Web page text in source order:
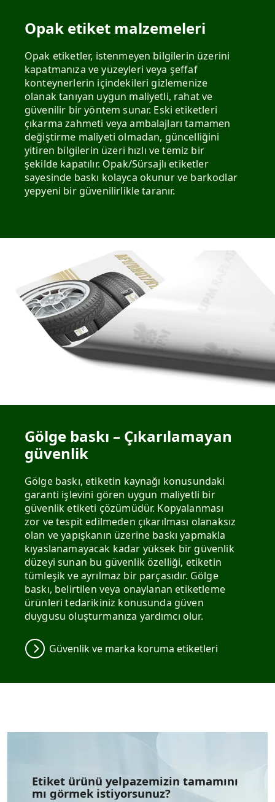
Opak etiket malzemeleri
Opak etiketler, istenmeyen bilgilerin üzerini
kapatmanıza ve yüzeyleri veya şeffaf
konteynerlerin içindekileri gizlemenize
olanak tanıyan uygun maliyetli, rahat ve
güvenilir bir yöntem sunar. Eski etiketleri
çıkarma zahmeti veya ambalajları tamamen
değiştirme maliyeti olmadan, güncelliğini
yitiren bilgilerin üzeri hızlı ve temiz bir
şekilde kapatılır. Opak/Sürsajlı etiketler
sayesinde baskı kolayca okunur ve barkodlar
yepyeni bir güvenilirlikle taranır.
Gölge baskı – Çıkarılamayan
güvenlik
Gölge baskı, etiketin kaynağı konusundaki
garanti işlevini gören uygun maliyetli bir
güvenlik etiketi çözümüdür. Kopyalanması
zor ve tespit edilmeden çıkarılması olanaksız
olan ve yapışkanın üzerine baskı yapmakla
kıyaslanamayacak kadar yüksek bir güvenlik
düzeyi sunan bu güvenlik özelliği, etiketin
tümleşik ve ayrılmaz bir parçasıdır. Gölge
baskı, belirtilen veya onaylanan etiketleme
ürünleri tedarikiniz konusunda güven
duygusu oluşturmanıza yardımcı olur.
Güvenlik ve marka koruma etiketleri
Etiket ürünü yelpazemizin tamamını
mı görmek istiyorsunuz?